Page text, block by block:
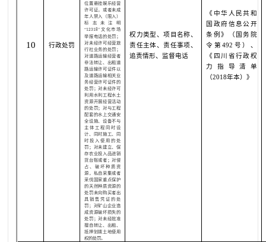
10 行政处罚
位置悬挂娱乐经营
许可证，或者未成
年人禁入（限入）
标志未注明
“12318”文化市场
举报电话的处罚；
对未经许可经营旅
行社业务的处罚；
对道路运输经营者
非法转让、出租道
路运输许可证件以
及道路运输相关业
务经营许可证件的
处罚；对未经许可
利用水利工程水土
资源开展经营活动
的处罚；对与工程
配套的水上交通安
全设施、设备不与
主体工程同时设
计、同时施工、同
时投入使用的处
罚；对未建立、保
存农业投入品进销
货台账或者；对侵
占、破坏种质资
源，私自采集或者
采伐国家重点保护
的天然种质资源的
处罚未向购买者出
具销售凭证的处
罚；对矿山企业造
成资源破坏损失的
处罚；对未经批准
擅自转让、出租、
抵押划拨土地使用
权的处罚。
权力类型、项目名称、
责任主体、责任事项、
追责情形、监督电话
《中华人民共和
国政府信息公开
条例》（国务院
令第492 号）、
《四川省行政权
力指导清单
（2018年本）》